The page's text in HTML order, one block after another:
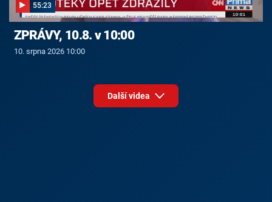
55:23
ZPRÁVY, 10.8. v 10:00
10. srpna 2026 10:00
Další videa